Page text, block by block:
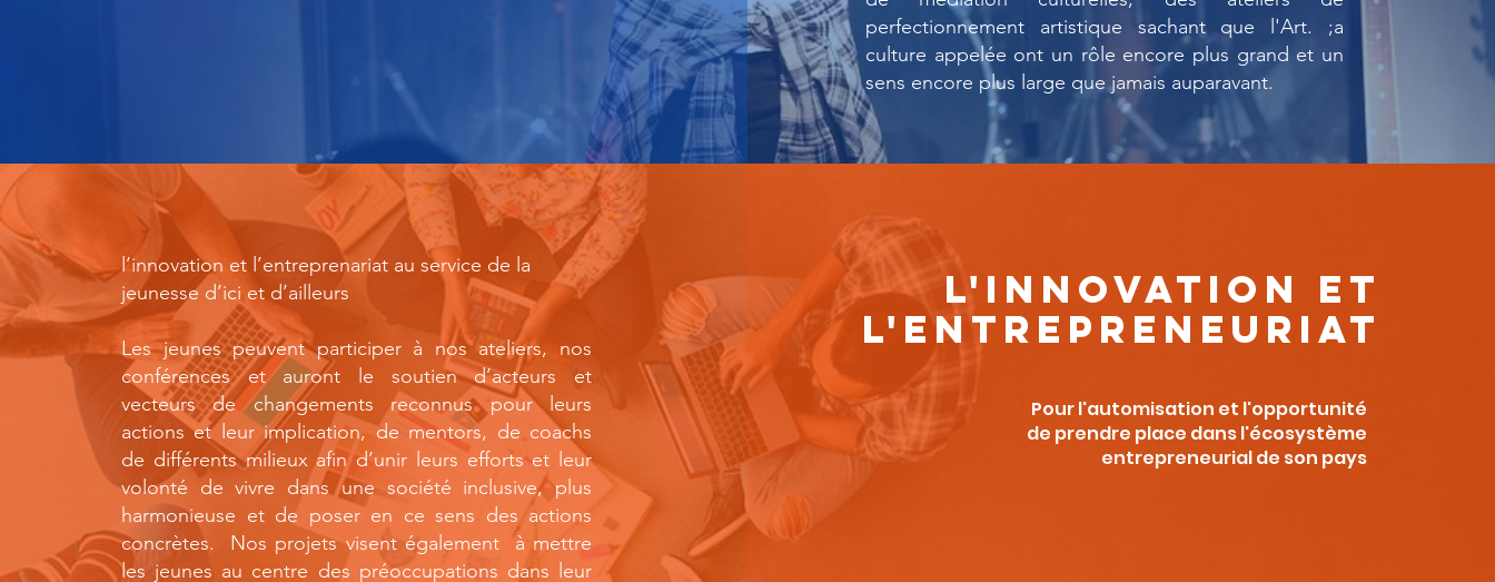
l’innovation et l’entreprenariat au service de la
jeunesse d’ici et d’ailleurs
Les jeunes peuvent participer à nos ateliers, nos
conférences et auront le soutien d’acteurs et
vecteurs de changements reconnus pour leurs
actions et leur implication, de mentors, de coachs
de différents milieux afin d’unir leurs efforts et leur
volonté de vivre dans une société inclusive, plus
harmonieuse et de poser en ce sens des actions
concrètes. Nos projets visent également à mettre
les jeunes au centre des préoccupations dans leur
L'INNOVATION ET
L'ENTREPRENEURIAT
Pour l'automisation et l'opportunité
de prendre place dans l'écosystème
entrepreneurial de son pays
perfectionnement artistique sachant que l'Art. ;a
culture appelée ont un rôle encore plus grand et un
sens encore plus large que jamais auparavant.